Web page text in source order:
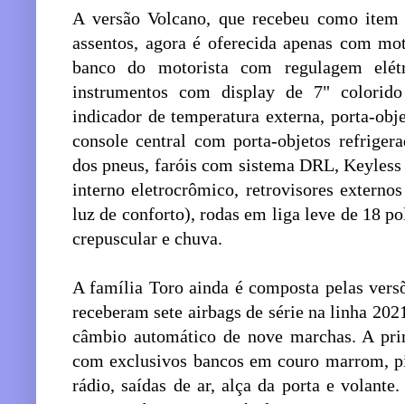
A versão Volcano, que recebeu como
assentos, agora é oferecida apenas com
banco do motorista com regulagem
instrumentos com display de 7"
indicador de temperatura externa, porta-
console central com porta-objetos
dos pneus, faróis com sistema DRL,
interno eletrocrômico, retrovisores
luz de conforto), rodas em liga leve de 18
crepuscular e chuva.
A família Toro ainda é composta pelas
receberam sete airbags de série na linha
câmbio automático de nove marchas. A
com exclusivos bancos em couro marrom,
rádio, saídas de ar, alça da porta e